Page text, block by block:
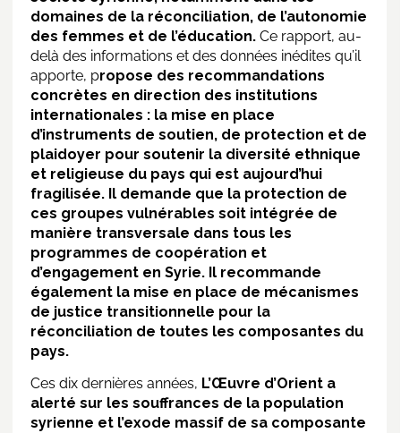
domaines de la réconciliation, de l’autonomie
des femmes et de l’éducation. Ce rapport, au-
delà des informations et des données inédites qu’il
apporte, propose des recommandations
concrètes en direction des institutions
internationales : la mise en place
d’instruments de soutien, de protection et de
plaidoyer pour soutenir la diversité ethnique
et religieuse du pays qui est aujourd’hui
fragilisée. Il demande que la protection de
ces groupes vulnérables soit intégrée de
manière transversale dans tous les
programmes de coopération et
d’engagement en Syrie. Il recommande
également la mise en place de mécanismes
de justice transitionnelle pour la
réconciliation de toutes les composantes du
pays.
Ces dix dernières années, L’Œuvre d’Orient a
alerté sur les souffrances de la population
syrienne et l’exode massif de sa composante